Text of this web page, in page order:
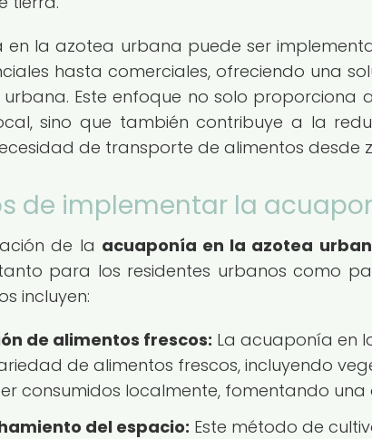
en la azotea urbana puede ser
hasta comerciales, ofreciendo una
Este enfoque no solo proporciona
sino que también contribuye a la
de transporte de alimentos desde
de implementar la
de la acuaponía en la azotea
para los residentes urbanos como
incluyen:
de alimentos frescos: La acuaponía en
de alimentos frescos, incluyendo
consumidos localmente, fomentando
del espacio: Este método de